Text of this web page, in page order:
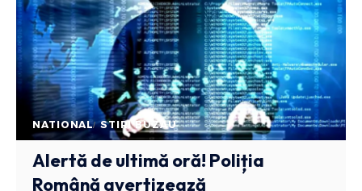
NATIONAL STIRI BUZAU
Alertă de ultimă oră! Poliția
Română avertizează